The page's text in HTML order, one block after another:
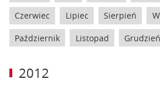
Czerwiec Lipiec Sierpień
Październik Listopad Grudzień
2012